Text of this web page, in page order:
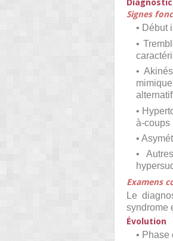
Diagnostic
Signes
• Début
•
•
•
à-coups
•
•
Examens
Le
syndrome
Évolution
• Phase